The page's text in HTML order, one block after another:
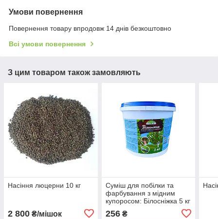
Умови повернення
Повернення товару впродовж 14 днів безкоштовно
Всі умови повернення
З цим товаром також замовляють
Насіння люцерни 10 кг
2 800 ₴/мішок
Суміш для побілки та
фарбування з мідним
купоросом: Білосніжка 5 кг
256₴